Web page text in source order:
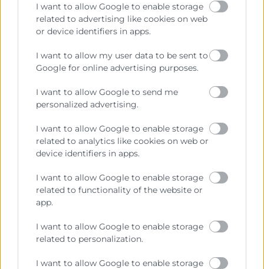
I want to allow Google to enable storage
related to advertising like cookies on web
or device identifiers in apps.
I want to allow my user data to be sent to
Google for online advertising purposes.
I want to allow Google to send me
personalized advertising.
I want to allow Google to enable storage
related to analytics like cookies on web or
device identifiers in apps.
I want to allow Google to enable storage
related to functionality of the website or
app.
I want to allow Google to enable storage
related to personalization.
I want to allow Google to enable storage
Visión estratégica y orientación al
negocio:la capacidad de
comprender el negocio del cliente y
alinearlo con los objetivos
estratégicos de la organización,
analizar mercados, identificar
anticipar riesgos y diseñar planes de
cuenta coherentes con la estrategia
Capacidad analítica y financiera:
kam debe gestionar información
analizar márgenes, rentabilidad por
cliente, costes asociados, previsiones
de ventas y retorno de las inversiones